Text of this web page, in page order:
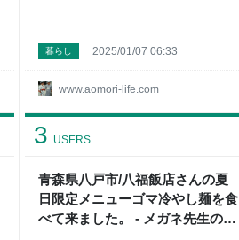
www.aomori-life.com
暮らし 2025/01/07 06:33
青森県八戸市/八福飯店さんの夏
日限定メニューゴマ冷やし麺を食
べて来ました。 - メガネ先生の日
3 USERS